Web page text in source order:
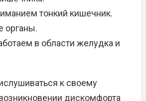
тонкий кишечник.
органы.
в области желудка и
к своему
дискомфорта